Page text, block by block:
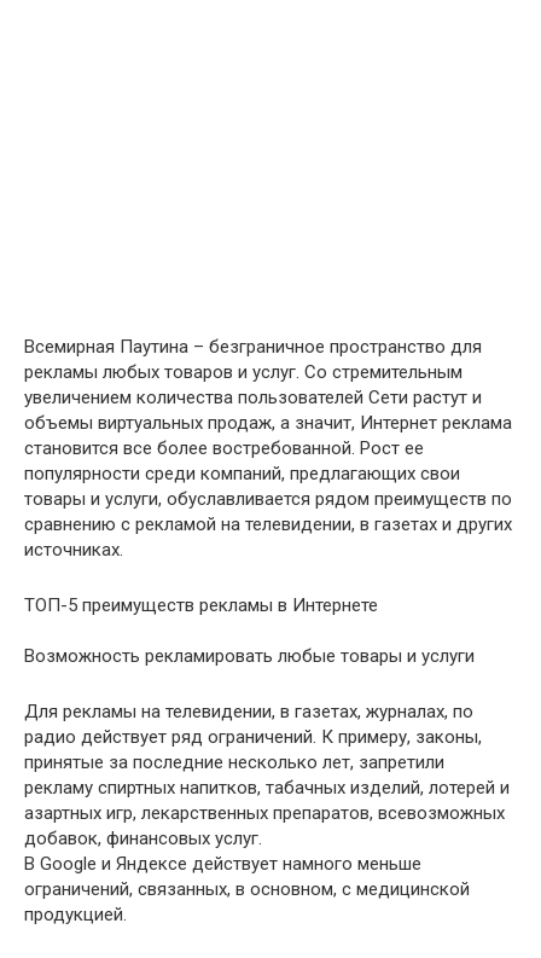
Всемирная Паутина – безграничное пространство для
рекламы любых товаров и услуг. Со стремительным
увеличением количества пользователей Сети растут и
объемы виртуальных продаж, а значит, Интернет реклама
становится все более востребованной. Рост ее
популярности среди компаний, предлагающих свои
товары и услуги, обуславливается рядом преимуществ по
сравнению с рекламой на телевидении, в газетах и других
источниках.
ТОП-5 преимуществ рекламы в Интернете
Возможность рекламировать любые товары и услуги
Для рекламы на телевидении, в газетах, журналах, по
радио действует ряд ограничений. К примеру, законы,
принятые за последние несколько лет, запретили
рекламу спиртных напитков, табачных изделий, лотерей и
азартных игр, лекарственных препаратов, всевозможных
добавок, финансовых услуг.
В Google и Яндексе действует намного меньше
ограничений, связанных, в основном, с медицинской
продукцией.